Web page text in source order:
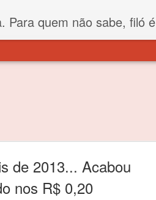
vai se encher. Aí está o propósito deste nome... Para viver em sociedade tem que ter saco de filó.
de 2013... Acabou
nos R$ 0,20